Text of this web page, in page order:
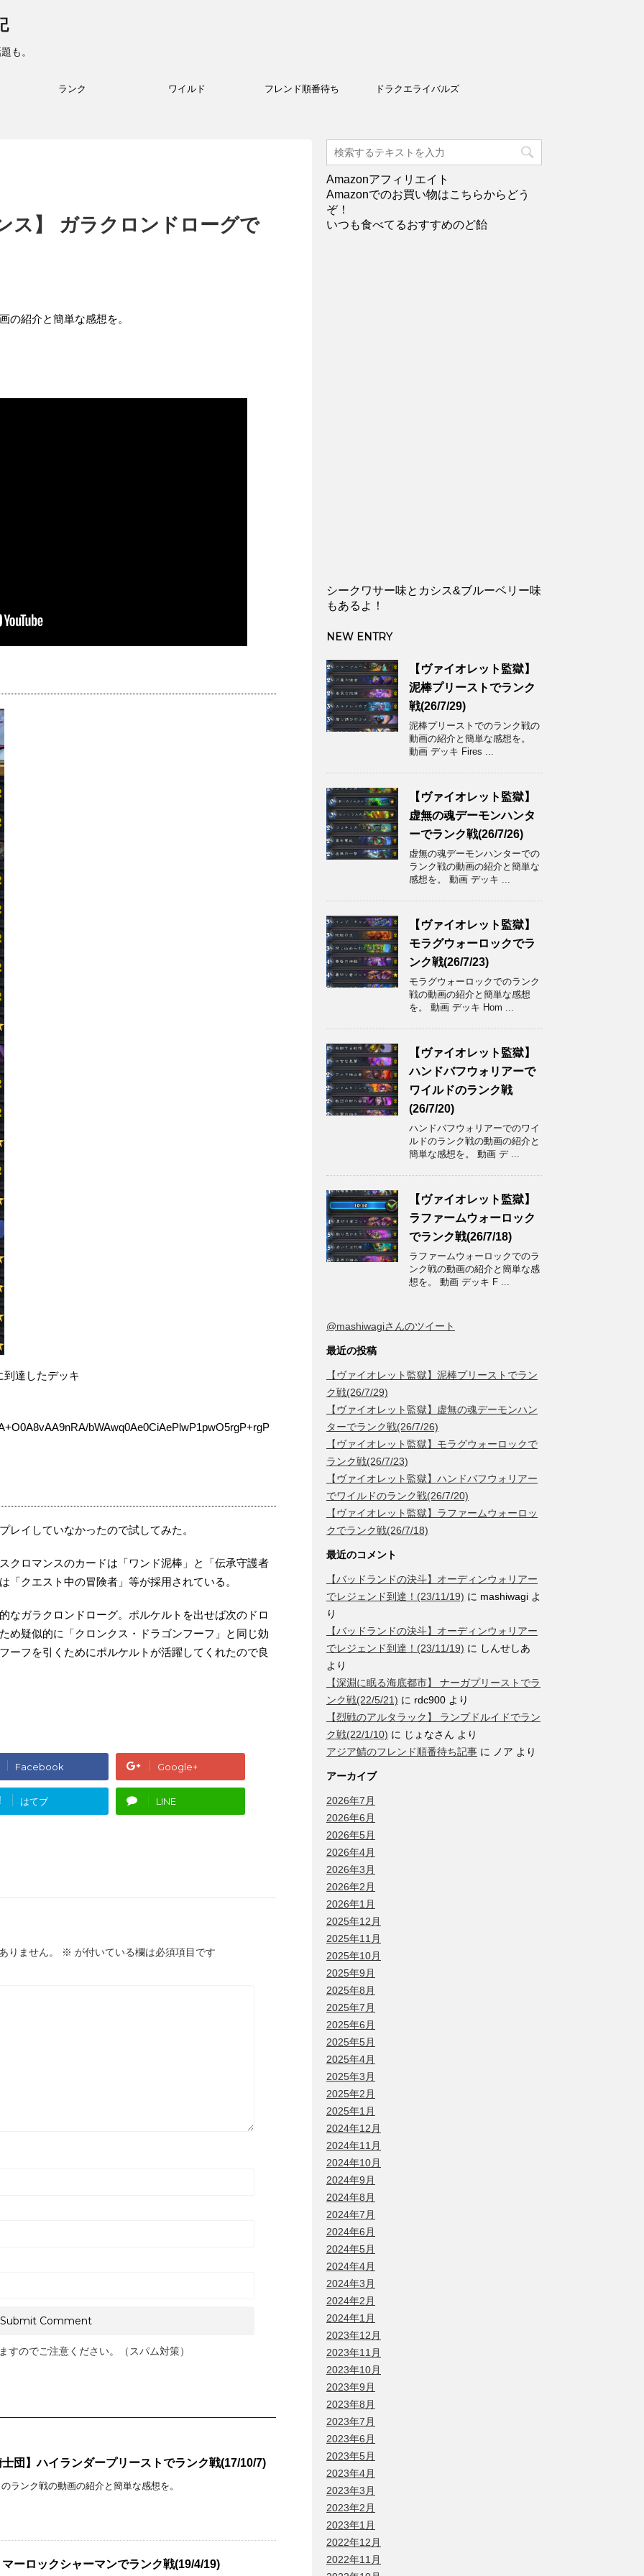
も。
ランク ワイルド フレンド順番待ち ドラクエライバルズ
ス】 ガラクロンドローグで
の紹介と簡単な感想を。
到達したデッキ
bWAwq0Ae0CiAePlwP1pwO5rgP+rgP
レイしていなかったので試してみた。
クロマンスのカードは「ワンド泥棒」と「伝承守護者
「クエスト中の冒険者」等が採用されている。
なガラクロンドローグ。ポルケルトを出せば次のドロ
め疑似的に「クロンクス・ドラゴンフーフ」と同じ効
ーフを引くためにポルケルトが活躍してくれたので良
Facebook Google+
はてブ LINE
りません。 ※ が付いている欄は必須項目です
すのでご注意ください。（スパム対策）
団】ハイランダープリーストでランク戦(17/10/7)
ランク戦の動画の紹介と簡単な感想を。
ーロックシャーマンでランク戦(19/4/19)
Amazonアフィリエイト
Amazonでのお買い物はこちらからどう
ぞ！
いつも食べてるおすすめのど飴
シークワサー味とカシス&ブルーベリー味
もあるよ！
NEW ENTRY
【ヴァイオレット監獄】
泥棒プリーストでランク
戦(26/7/29)
泥棒プリーストでのランク戦の
動画の紹介と簡単な感想を。
動画 デッキ Fires ...
【ヴァイオレット監獄】
虚無の魂デーモンハンタ
ーでランク戦(26/7/26)
虚無の魂デーモンハンターでの
ランク戦の動画の紹介と簡単な
感想を。 動画 デッキ ...
【ヴァイオレット監獄】
モラグウォーロックでラ
ンク戦(26/7/23)
モラグウォーロックでのランク
戦の動画の紹介と簡単な感想
を。 動画 デッキ Hom ...
【ヴァイオレット監獄】
ハンドバフウォリアーで
ワイルドのランク戦
(26/7/20)
ハンドバフウォリアーでのワイ
ルドのランク戦の動画の紹介と
簡単な感想を。 動画 デ ...
【ヴァイオレット監獄】
ラファームウォーロック
でランク戦(26/7/18)
ラファームウォーロックでのラ
ンク戦の動画の紹介と簡単な感
想を。 動画 デッキ F ...
@mashiwagiさんのツイート
最近の投稿
【ヴァイオレット監獄】泥棒プリーストでラン
ク戦(26/7/29)
【ヴァイオレット監獄】虚無の魂デーモンハン
ターでランク戦(26/7/26)
【ヴァイオレット監獄】モラグウォーロックで
ランク戦(26/7/23)
【ヴァイオレット監獄】ハンドバフウォリアー
でワイルドのランク戦(26/7/20)
【ヴァイオレット監獄】ラファームウォーロッ
クでランク戦(26/7/18)
最近のコメント
【バッドランドの決斗】オーディンウォリアー
でレジェンド到達！(23/11/19) に mashiwagi よ
り
【バッドランドの決斗】オーディンウォリアー
でレジェンド到達！(23/11/19) に しんせしあ
より
【深淵に眠る海底都市】 ナーガプリーストでラ
ンク戦(22/5/21) に rdc900 より
【烈戦のアルタラック】 ランプドルイドでラン
ク戦(22/1/10) に じょなさん より
アジア鯖のフレンド順番待ち記事 に ノア より
アーカイブ
2026年7月
2026年6月
2026年5月
2026年4月
2026年3月
2026年2月
2026年1月
2025年12月
2025年11月
2025年10月
2025年9月
2025年8月
2025年7月
2025年6月
2025年5月
2025年4月
2025年3月
2025年2月
2025年1月
2024年12月
2024年11月
2024年10月
2024年9月
2024年8月
2024年7月
2024年6月
2024年5月
2024年4月
2024年3月
2024年2月
2024年1月
2023年12月
2023年11月
2023年10月
2023年9月
2023年8月
2023年7月
2023年6月
2023年5月
2023年4月
2023年3月
2023年2月
2023年1月
2022年12月
2022年11月